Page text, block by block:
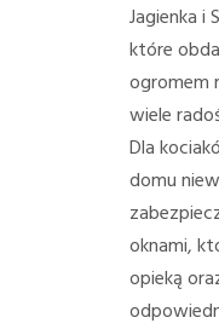
Jagienka i
które
ogromem
wiele
Dla
domu
oknami,
opieką